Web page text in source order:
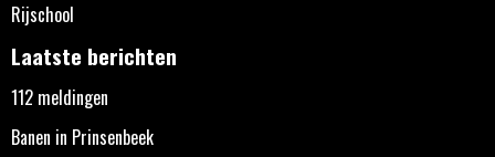
Rijschool
Laatste berichten
112 meldingen
Banen in Prinsenbeek